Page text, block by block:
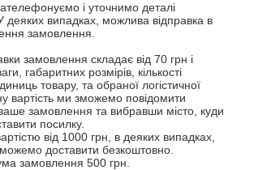
і уточнимо деталі
деяких випадках, можлива відправка в
замовлення.
замовлення складає від 70 грн і
габаритних розмірів, кількості
товару, та обраної логістичної
вартість ми зможемо повідомити
замовлення та вибравши місто, куди
посилку.
від 1000 грн, в деяких випадках,
доставити безкоштовно.
замовлення 500 грн.